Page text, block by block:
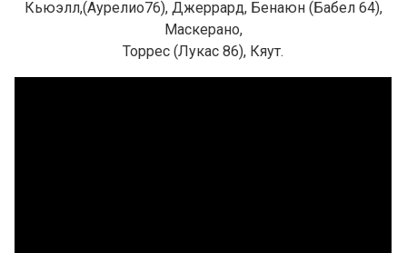
Кьюэлл,(Аурелио76), Джеррард, Бенаюн (Бабел 64),
Маскерано,
Торрес (Лукас 86), Кяут.